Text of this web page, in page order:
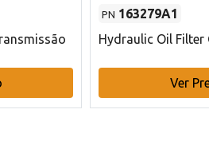
PN 163279A1
Hydraulic Oil Filter
Ver